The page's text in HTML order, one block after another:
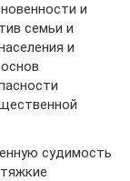
и
семьи и
и
судимость